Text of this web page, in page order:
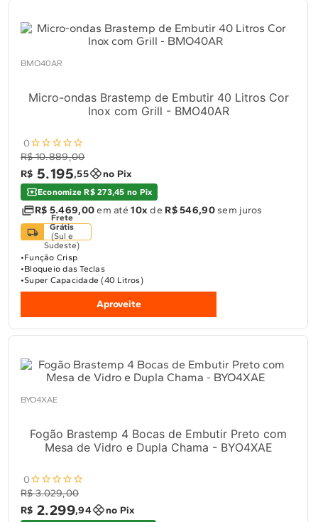
BMO40AR
Micro-ondas Brastemp de Embutir 40 Litros Cor
Inox com Grill - BMO40AR
0
R$ 10.889,00
R$ 5.195,55 no Pix
Economize R$ 273,45 no Pix
R$ 5.469,00em até10x de R$ 546,90sem juros
Frete
Grátis
(Sul e
Sudeste)
Função Crisp
Bloqueio das Teclas
Super Capacidade (40 Litros)
Aproveite
BYO4XAE
Fogão Brastemp 4 Bocas de Embutir Preto com
Mesa de Vidro e Dupla Chama - BYO4XAE
0
R$ 3.029,00
R$ 2.299,94 no Pix